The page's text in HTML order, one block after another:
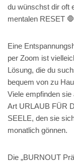
du wünschst dir oft
mentalen RESET
Eine
per Zoom ist
Lösung, die du
bequem von zu
Viele empfinden sie
Art URLAUB FÜR
SEELE, den sie
monatlich gönnen.
Die „BURNOUT